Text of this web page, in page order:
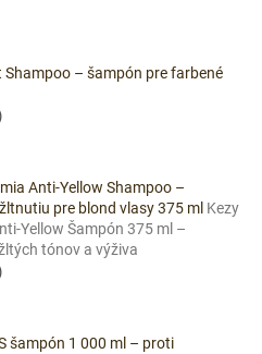
Shampoo – šampón pre farbené
Anti-Yellow Shampoo –
pre blond vlasy 375 ml Kezy
Yellow Šampón 375 ml –
tónov a výživa
šampón 1 000 ml – proti